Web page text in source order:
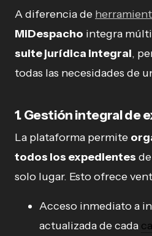
A diferencia de
MiDespacho integra
suite jurídica integral,
todas las necesidades de
1. Gestión integral de
La plataforma permite
todos los expedientes
solo lugar. Esto ofrece
Acceso inmediato a
actualizada de cada